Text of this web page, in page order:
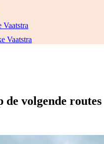
Vaatstra
Vaatstra
de volgende routes